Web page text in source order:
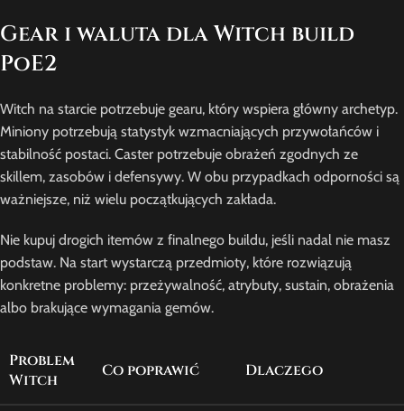
Gear i waluta dla Witch build
PoE2
Witch na starcie potrzebuje gearu, który wspiera główny archetyp.
Miniony potrzebują statystyk wzmacniających przywołańców i
stabilność postaci. Caster potrzebuje obrażeń zgodnych ze
skillem, zasobów i defensywy. W obu przypadkach odporności są
ważniejsze, niż wielu początkujących zakłada.
Nie kupuj drogich itemów z finalnego buildu, jeśli nadal nie masz
podstaw. Na start wystarczą przedmioty, które rozwiązują
konkretne problemy: przeżywalność, atrybuty, sustain, obrażenia
albo brakujące wymagania gemów.
Problem
Witch
Co poprawić Dlaczego